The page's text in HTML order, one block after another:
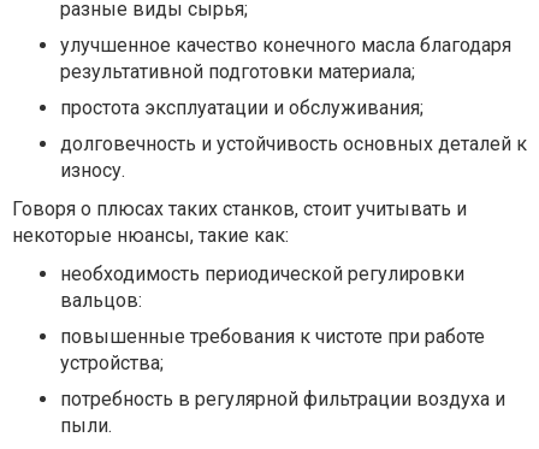
разные виды сырья;
улучшенное качество конечного масла благодаря
результативной подготовки материала;
простота эксплуатации и обслуживания;
долговечность и устойчивость основных деталей к
износу.
Говоря о плюсах таких станков, стоит учитывать и
некоторые нюансы, такие как:
необходимость периодической регулировки
вальцов:
повышенные требования к чистоте при работе
устройства;
потребность в регулярной фильтрации воздуха и
пыли.